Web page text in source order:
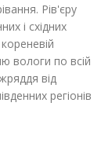
Рів'єру
і східних
вологи по всій
від
регіонів